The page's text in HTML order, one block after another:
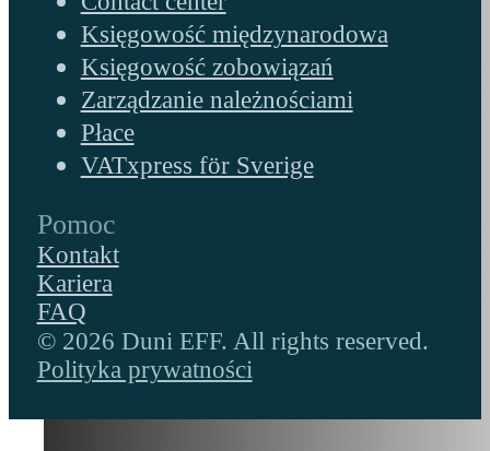
Księgowość międzynarodowa
Księgowość zobowiązań
Zarządzanie należnościami
Płace
VATxpress för Sverige
Pomoc
Kontakt
Kariera
FAQ
© 2026 Duni EFF. All rights reserved.
Polityka prywatności